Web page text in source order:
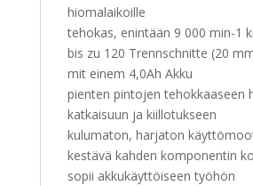
hiomalaikoille
tehokas, enintään 9 000 min-1
bis zu 120 Trennschnitte (20
mit einem 4,0Ah Akku
pienten pintojen tehokkaaseen
katkaisuun ja kiillotukseen
kulumaton, harjaton
kestävä kahden komponentin
sopii akkukäyttöiseen työhön